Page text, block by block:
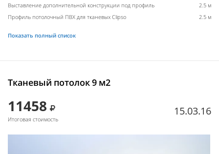
Выставление дополнительной конструкции под профиль
2.5 м
Профиль потолочный ПВХ для тканевых Clipso
2.5 м
Показать полный список
Тканевый потолок 9 м2
11458
Итоговая стоимость
15.03.16